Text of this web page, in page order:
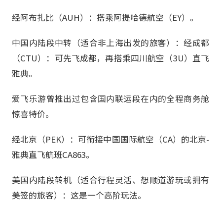
经阿布扎比（AUH）：搭乘阿提哈德航空（EY）。
中国内陆段中转（适合非上海出发的旅客）：经成都
（CTU）：可先飞成都，再搭乘四川航空（3U）直飞
雅典。
爱飞乐游曾推出过包含国内联运段在内的全程商务舱
惊喜特价。
经北京（PEK）：可衔接中国国际航空（CA）的北京-
雅典直飞航班CA863。
美国内陆段转机（适合行程灵活、想顺道游玩或拥有
美签的旅客）：这是一个高阶玩法。